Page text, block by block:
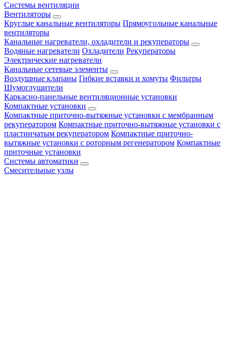
Системы вентиляции
Вентиляторы
Круглые канальные вентиляторы Прямоугольные канальные
вентиляторы
Канальные нагреватели, охладители и рекуператоры
Водяные нагреватели Охладители Рекуператоры
Электрические нагреватели
Канальные сетевые элементы
Воздушные клапаны Гибкие вставки и хомуты Фильтры
Шумоглушители
Каркасно-панельные вентиляционные установки
Компактные установки
Компактные приточно-вытяжные установки с мембранным
рекуператором Компактные приточно-вытяжные установки с
пластинчатым рекуператором Компактные приточно-
вытяжные установки с роторным регенератором Компактные
приточные установки
Системы автоматики
Смесительные узлы